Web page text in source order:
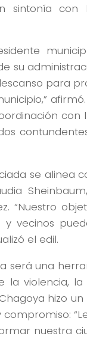
sintonía con
su
para
con
se alinea
“Nuestro
y vecinos
el edil.
será una
violencia,
hizo
nuestra